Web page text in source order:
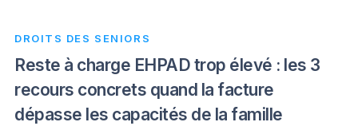
DROITS DES SENIORS
Reste à charge EHPAD trop élevé : les 3
recours concrets quand la facture
dépasse les capacités de la famille